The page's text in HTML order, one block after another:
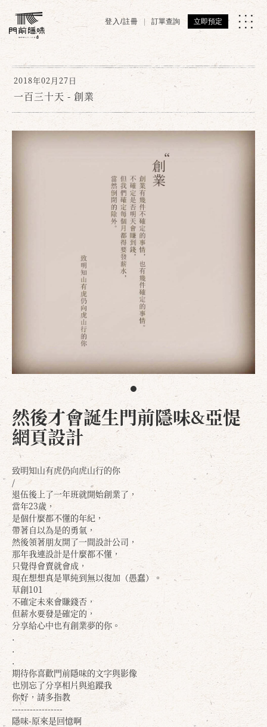
登入/註冊 訂單查詢 立即預定
2018年02月27日
一百三十天 - 創業
然後才會誕生門前隱味&亞惿
網頁設計
致明知山有虎仍向虎山行的你
/
退伍後上了一年班就開始創業了，
當年23歲，
是個什麼都不懂的年紀，
帶著自以為是的勇氣，
然後領著朋友開了一間設計公司，
那年我連設計是什麼都不懂，
只覺得會賣就會成，
現在想想真是單純到無以復加（愚蠢）。
草創101
不確定未來會賺錢否，
但薪水要發是確定的，
分享給心中也有創業夢的你。
.
.
.
期待你喜歡門前隱味的文字與影像
也別忘了分享相片與追蹤我
你好，請多指教
-----------------
隱味-原來是回憶啊